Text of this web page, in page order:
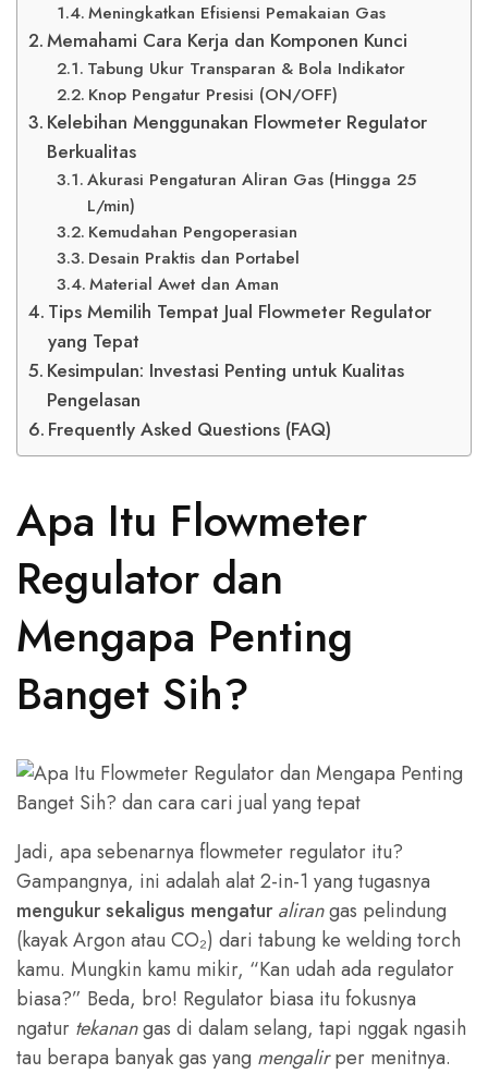
Meningkatkan Efisiensi Pemakaian Gas
Memahami Cara Kerja dan Komponen Kunci
Tabung Ukur Transparan & Bola Indikator
Knop Pengatur Presisi (ON/OFF)
Kelebihan Menggunakan Flowmeter Regulator
Berkualitas
Akurasi Pengaturan Aliran Gas (Hingga 25
L/min)
Kemudahan Pengoperasian
Desain Praktis dan Portabel
Material Awet dan Aman
Tips Memilih Tempat Jual Flowmeter Regulator
yang Tepat
Kesimpulan: Investasi Penting untuk Kualitas
Pengelasan
Frequently Asked Questions (FAQ)
Apa Itu Flowmeter
Regulator dan
Mengapa Penting
Banget Sih?
Jadi, apa sebenarnya flowmeter regulator itu?
Gampangnya, ini adalah alat 2-in-1 yang tugasnya
mengukur sekaligus mengatur alirangas pelindung
(kayak Argon atau CO₂) dari tabung ke welding torch
kamu. Mungkin kamu mikir, “Kan udah ada regulator
biasa?” Beda, bro! Regulator biasa itu fokusnya
ngatur tekanangas di dalam selang, tapi nggak ngasih
tau berapa banyak gas yang mengalirper menitnya.